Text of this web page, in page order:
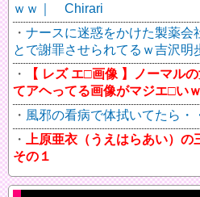
ｗｗ｜ Chirari
ナースに迷惑をかけた製薬会
とで謝罪させられてるｗ吉沢明
【 レズ エ□画像 】ノーマル
てアヘってる画像がマジエ□い
風邪の看病で体拭いてたら・
上原亜衣（うえはらあい）
その１